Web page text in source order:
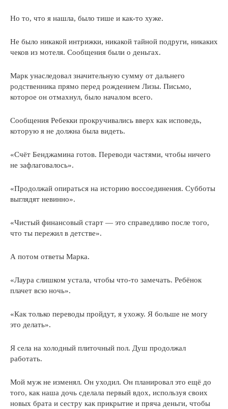
Но то, что я нашла, было тише и как-то хуже.
Не было никакой интрижки, никакой тайной подруги, никаких
чеков из мотеля. Сообщения были о деньгах.
Марк унаследовал значительную сумму от дальнего
родственника прямо перед рождением Лизы. Письмо,
которое он отмахнул, было началом всего.
Сообщения Ребекки прокручивались вверх как исповедь,
которую я не должна была видеть.
«Счёт Бенджамина готов. Переводи частями, чтобы ничего
не зафлаговалось».
«Продолжай опираться на историю воссоединения. Субботы
выглядят невинно».
«Чистый финансовый старт — это справедливо после того,
что ты пережил в детстве».
А потом ответы Марка.
«Лаура слишком устала, чтобы что-то замечать. Ребёнок
плачет всю ночь».
«Как только переводы пройдут, я ухожу. Я больше не могу
это делать».
Я села на холодный плиточный пол. Душ продолжал
работать.
Мой муж не изменял. Он уходил. Он планировал это ещё до
того, как наша дочь сделала первый вдох, используя своих
новых брата и сестру как прикрытие и пряча деньги, чтобы